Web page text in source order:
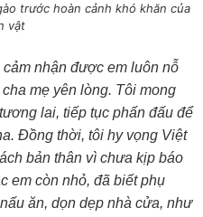
trước hoàn cảnh khó khăn của
vật
nhận được em luôn nỗ
mẹ yên lòng. Tôi mong
lai, tiếp tục phấn đấu để
Đồng thời, tôi hy vọng Việt
bản thân vì chưa kịp báo
em còn nhỏ, đã biết phụ
ăn, dọn dẹp nhà cửa, như